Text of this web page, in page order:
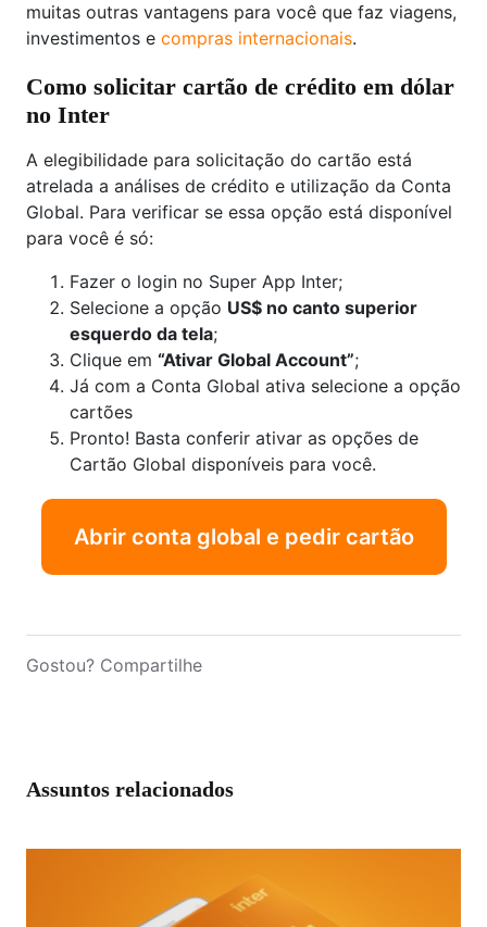
muitas outras vantagens para você que faz viagens,
investimentos e compras internacionais.
Como solicitar cartão de crédito em dólar
no Inter
A elegibilidade para solicitação do cartão está
atrelada a análises de crédito e utilização da Conta
Global. Para verificar se essa opção está disponível
para você é só:
Fazer o login no Super App Inter;
Selecione a opção US$ no canto superior
esquerdo da tela;
Clique em “Ativar Global Account”;
Já com a Conta Global ativa selecione a opção
cartões
Pronto! Basta conferir ativar as opções de
Cartão Global disponíveis para você.
Abrir conta global e pedir cartão
Gostou? Compartilhe
Assuntos relacionados